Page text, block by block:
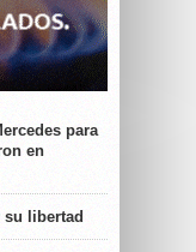
para
en
su libertad